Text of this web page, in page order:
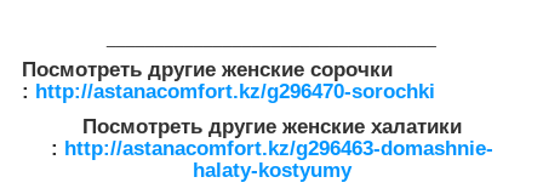
Посмотреть другие женские сорочки
: http://astanacomfort.kz/g296470-sorochki
Посмотреть другие женские халатики
: http://astanacomfort.kz/g296463-domashnie-
halaty-kostyumy